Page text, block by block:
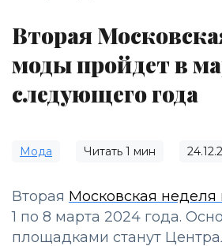
Вторая
моды пройдет в
следующего года
Мода Читать 1 мин
Вторая Московская
1 по 8 марта 2024 года.
площадками станут